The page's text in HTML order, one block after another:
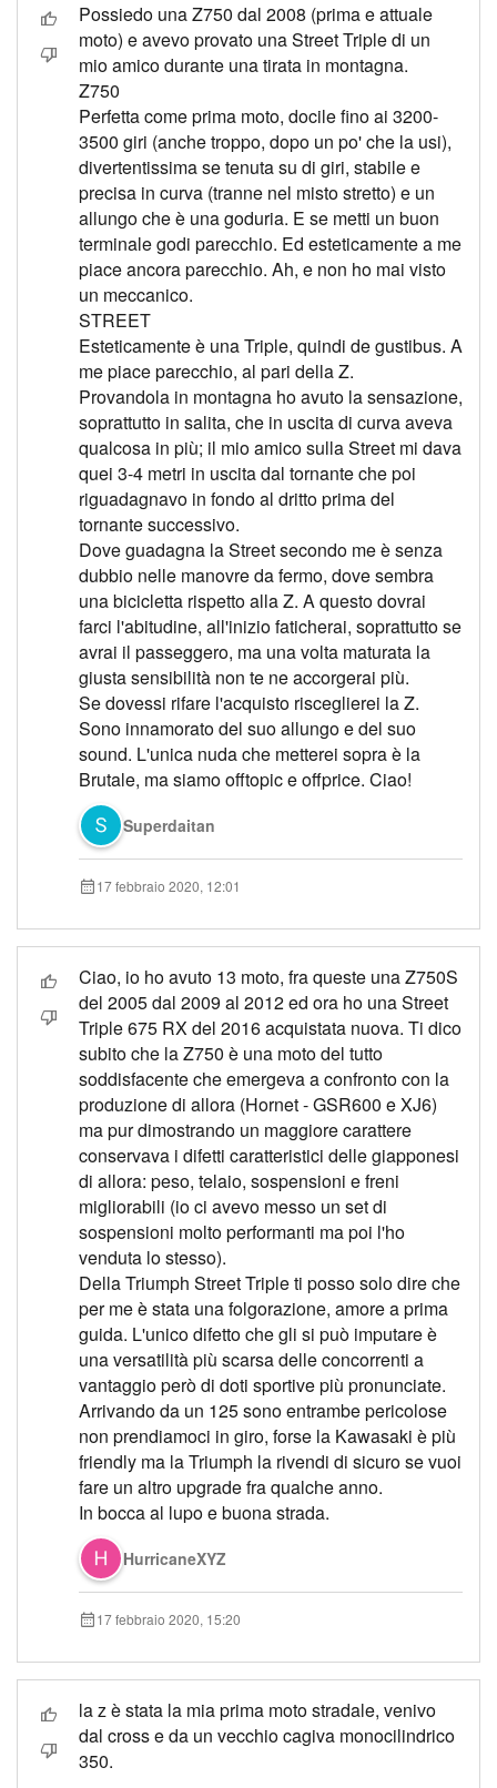
Possiedo una Z750 dal 2008 (prima e attuale
moto) e avevo provato una Street Triple di un
mio amico durante una tirata in montagna.
Z750
Perfetta come prima moto, docile fino ai 3200-
3500 giri (anche troppo, dopo un po' che la usi),
divertentissima se tenuta su di giri, stabile e
precisa in curva (tranne nel misto stretto) e un
allungo che è una goduria. E se metti un buon
terminale godi parecchio. Ed esteticamente a me
piace ancora parecchio. Ah, e non ho mai visto
un meccanico.
STREET
Esteticamente è una Triple, quindi de gustibus. A
me piace parecchio, al pari della Z.
Provandola in montagna ho avuto la sensazione,
soprattutto in salita, che in uscita di curva aveva
qualcosa in più; il mio amico sulla Street mi dava
quei 3-4 metri in uscita dal tornante che poi
riguadagnavo in fondo al dritto prima del
tornante successivo.
Dove guadagna la Street secondo me è senza
dubbio nelle manovre da fermo, dove sembra
una bicicletta rispetto alla Z. A questo dovrai
farci l'abitudine, all'inizio faticherai, soprattutto se
avrai il passeggero, ma una volta maturata la
giusta sensibilità non te ne accorgerai più.
Se dovessi rifare l'acquisto risceglierei la Z.
Sono innamorato del suo allungo e del suo
sound. L'unica nuda che metterei sopra è la
Brutale, ma siamo offtopic e offprice. Ciao!
Superdaitan
17 febbraio 2020, 12:01
Ciao, io ho avuto 13 moto, fra queste una Z750S
del 2005 dal 2009 al 2012 ed ora ho una Street
Triple 675 RX del 2016 acquistata nuova. Ti dico
subito che la Z750 è una moto del tutto
soddisfacente che emergeva a confronto con la
produzione di allora (Hornet - GSR600 e XJ6)
ma pur dimostrando un maggiore carattere
conservava i difetti caratteristici delle giapponesi
di allora: peso, telaio, sospensioni e freni
migliorabili (io ci avevo messo un set di
sospensioni molto performanti ma poi l'ho
venduta lo stesso).
Della Triumph Street Triple ti posso solo dire che
per me è stata una folgorazione, amore a prima
guida. L'unico difetto che gli si può imputare è
una versatilità più scarsa delle concorrenti a
vantaggio però di doti sportive più pronunciate.
Arrivando da un 125 sono entrambe pericolose
non prendiamoci in giro, forse la Kawasaki è più
friendly ma la Triumph la rivendi di sicuro se vuoi
fare un altro upgrade fra qualche anno.
In bocca al lupo e buona strada.
HurricaneXYZ
17 febbraio 2020, 15:20
la z è stata la mia prima moto stradale, venivo
dal cross e da un vecchio cagiva monocilindrico
350.